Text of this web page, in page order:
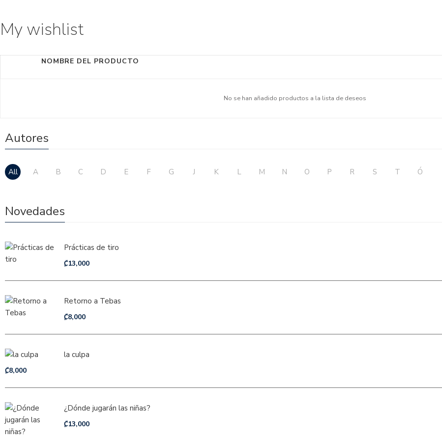
My wishlist
NOMBRE DEL PRODUCTO
No se han añadido productos a la lista de deseos
Autores
All A B C D E F G J K L M N O P R S T Ó
Novedades
Prácticas de tiro
₡13,000
Retorno a Tebas
₡8,000
la culpa
₡8,000
¿Dónde jugarán las niñas?
₡13,000